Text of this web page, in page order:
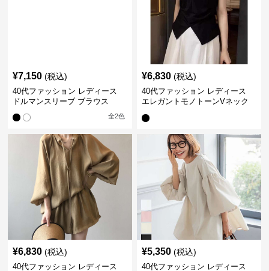
¥7,150 (税込)
40代ファッション レディース
ドルマンスリーブ ブラウス
全2色
¥6,830 (税込)
40代ファッション レディース
エレガントモノトーンVネック
¥6,830 (税込)
40代ファッション レディース
¥5,350 (税込)
40代ファッション レディース